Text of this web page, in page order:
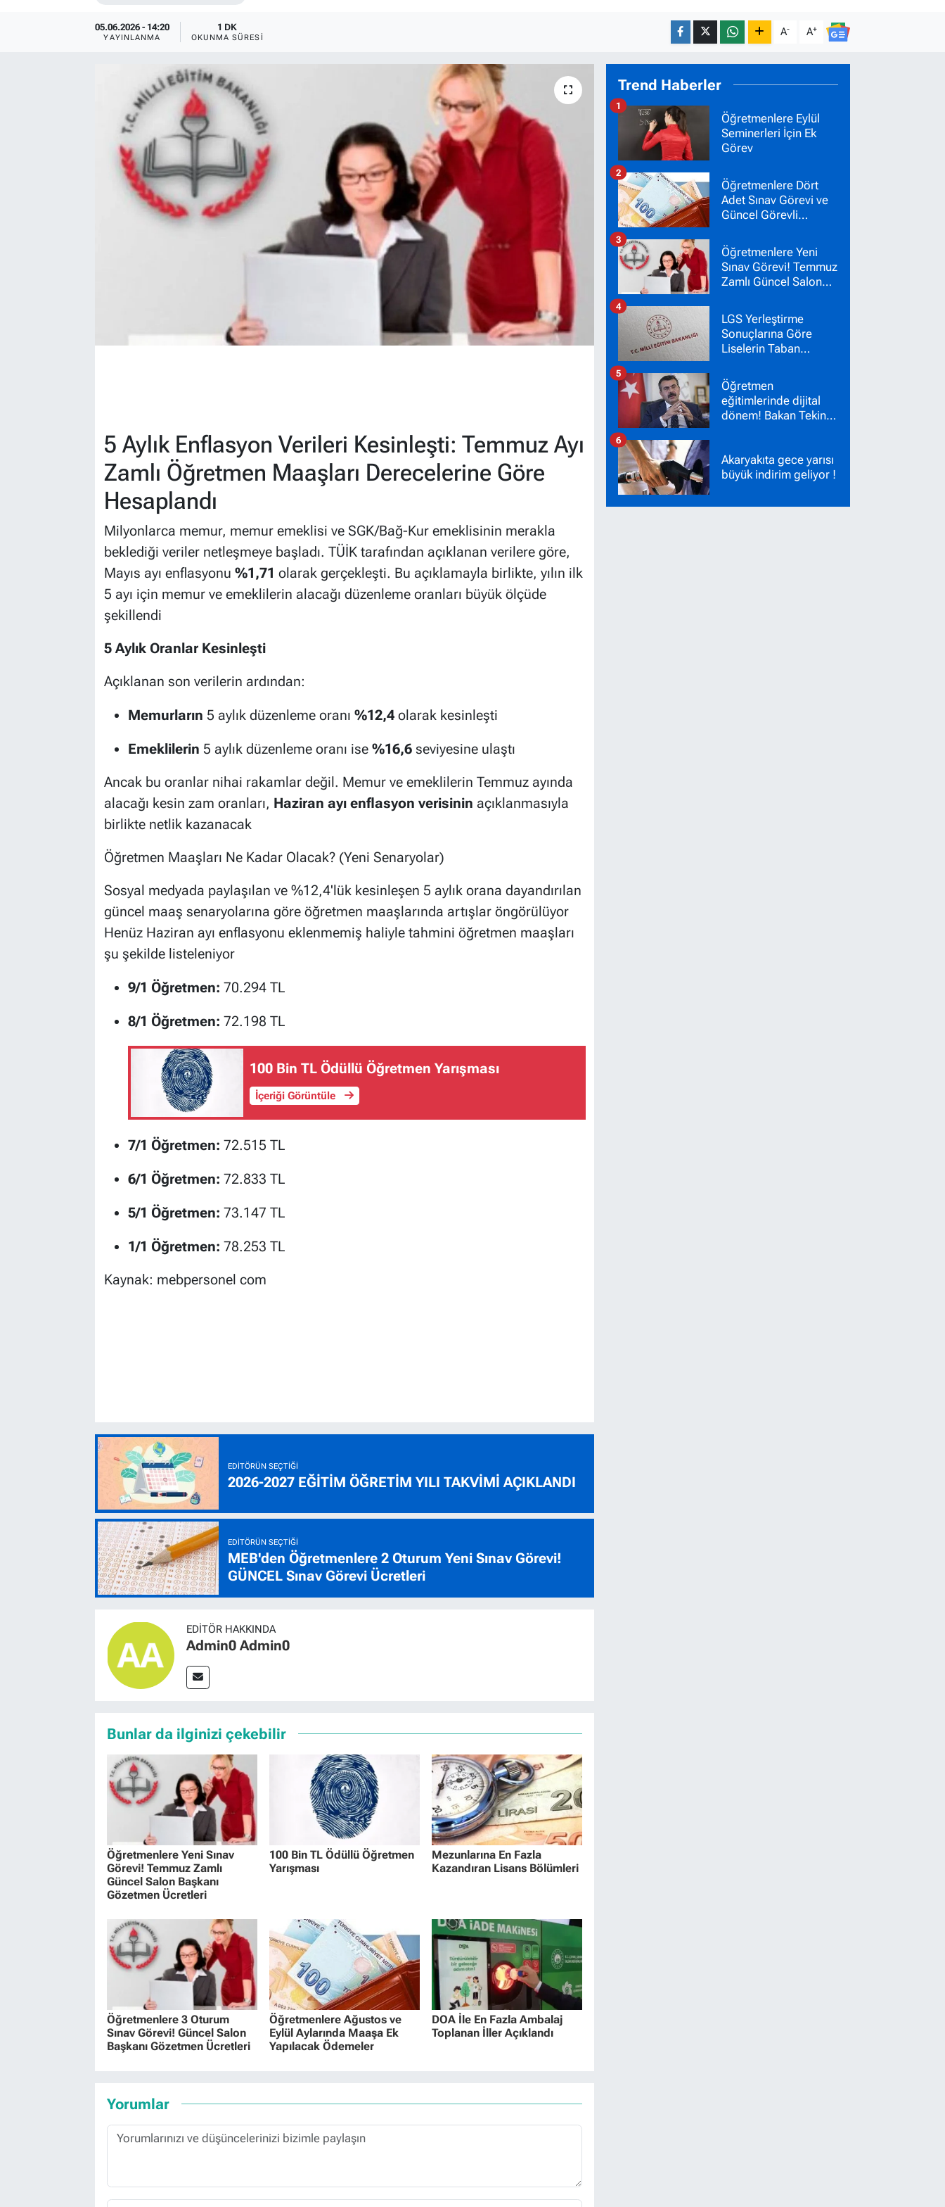
05.06.2026 - 14:20
YAYINLANMA
1 DK
OKUNMA SÜRESI A- A+
5 Aylık Enflasyon Verileri Kesinleşti: Temmuz Ayı
Zamlı Öğretmen Maaşları Derecelerine Göre
Hesaplandı
Milyonlarca memur, memur emeklisi ve SGK/Bağ-Kur emeklisinin merakla
beklediği veriler netleşmeye başladı. TÜİK tarafından açıklanan verilere göre,
Mayıs ayı enflasyonu %1,71 olarak gerçekleşti. Bu açıklamayla birlikte, yılın ilk
5 ayı için memur ve emeklilerin alacağı düzenleme oranları büyük ölçüde
şekillendi
5 Aylık Oranlar Kesinleşti
Açıklanan son verilerin ardından:
Memurların 5 aylık düzenleme oranı %12,4olarak kesinleşti
Emeklilerin 5 aylık düzenleme oranı ise %16,6seviyesine ulaştı
Ancak bu oranlar nihai rakamlar değil. Memur ve emeklilerin Temmuz ayında
alacağı kesin zam oranları, Haziran ayı enflasyon verisinin açıklanmasıyla
birlikte netlik kazanacak
Öğretmen Maaşları Ne Kadar Olacak? (Yeni Senaryolar)
Sosyal medyada paylaşılan ve %12,4'lük kesinleşen 5 aylık orana dayandırılan
güncel maaş senaryolarına göre öğretmen maaşlarında artışlar öngörülüyor
Henüz Haziran ayı enflasyonu eklenmemiş haliyle tahmini öğretmen maaşları
şu şekilde listeleniyor
9/1 Öğretmen: 70.294 TL
8/1 Öğretmen: 72.198 TL
100 Bin TL Ödüllü Öğretmen Yarışması
İçeriği Görüntüle
7/1 Öğretmen: 72.515 TL
6/1 Öğretmen: 72.833 TL
5/1 Öğretmen: 73.147 TL
1/1 Öğretmen: 78.253 TL
Kaynak: mebpersonel com
EDITÖRÜN SEÇTIĞI
2026-2027 EĞİTİM ÖĞRETİM YILI TAKVİMİ AÇIKLANDI
EDITÖRÜN SEÇTIĞI
MEB'den Öğretmenlere 2 Oturum Yeni Sınav Görevi!
GÜNCEL Sınav Görevi Ücretleri
EDITÖR HAKKINDA
Admin0 Admin0
Bunlar da ilginizi çekebilir
Öğretmenlere Yeni Sınav
Görevi! Temmuz Zamlı
Güncel Salon Başkanı
Gözetmen Ücretleri
100 Bin TL Ödüllü Öğretmen
Yarışması
Mezunlarına En Fazla
Kazandıran Lisans Bölümleri
Öğretmenlere 3 Oturum
Sınav Görevi! Güncel Salon
Başkanı Gözetmen Ücretleri
Öğretmenlere Ağustos ve
Eylül Aylarında Maaşa Ek
Yapılacak Ödemeler
DOA İle En Fazla Ambalaj
Toplanan İller Açıklandı
Yorumlar
Trend Haberler
Öğretmenlere Eylül
Seminerleri İçin Ek
Görev
1
Öğretmenlere Dört
Adet Sınav Görevi ve
Güncel Görevli
2
Öğretmenlere Yeni
Sınav Görevi! Temmuz
Zamlı Güncel Salon
Ücretleri
3
LGS Yerleştirme
Sonuçlarına Göre
Liselerin Taban
Nakil Başvuruları
Başladı!
4
Öğretmen
eğitimlerinde dijital
dönem! Bakan Tekin
5
Akaryakıta gece yarısı
büyük indirim geliyor !
6